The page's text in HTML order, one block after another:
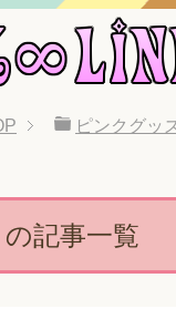
ピンクグッ
の記事一覧